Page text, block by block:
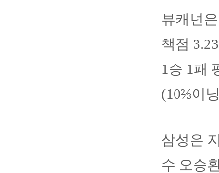
뷰캐넌
책점
1승 1패
(10⅔이
삼성은
수 오승